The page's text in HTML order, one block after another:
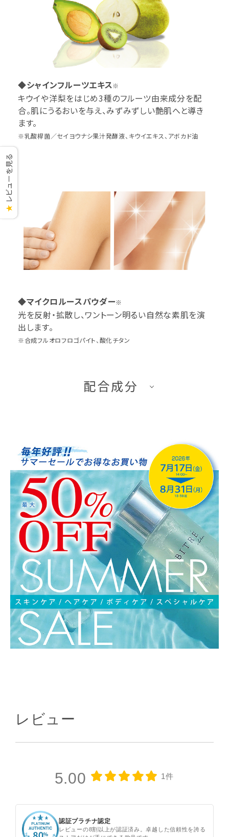
◆シャインフルーツエキス※
キウイや洋梨をはじめ3種のフルーツ由来成分を配
合。肌にうるおいを与え、みずみずしい艶肌へと導き
ます。
※乳酸桿菌／セイヨウナシ果汁発酵液、キウイエキス、アボカド油
◆マイクロルースパウダー※
光を反射・拡散し、ワントーン明るい自然な素肌を演
出します。
※合成フルオロフロゴパイト、酸化チタン
配合成分
レビュー
5.00 1件
認証プラチナ認定
レビューの8割以上が認証済み。卓越した信頼性を誇る
★
レビューを見る